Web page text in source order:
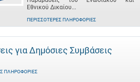
Εθνικού Δικαίου...
ΠΕΡΙΣΣΌΤΕΡΕΣ ΠΛΗΡΟΦΟΡΊΕΣ
για Δημόσιες Συμβάσεις
ΠΛΗΡΟΦΟΡΊΕΣ